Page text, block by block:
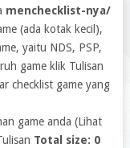
menchecklist-nya/
(ada kotak kecil),
yaitu NDS, PSP,
game klik Tulisan
checklist game yang
game anda (Lihat
Total size: 0